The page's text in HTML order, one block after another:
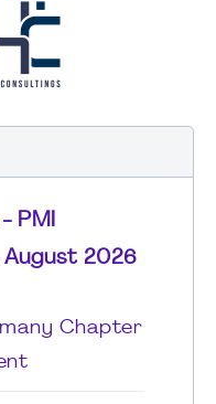
PMI
2026
Chapter